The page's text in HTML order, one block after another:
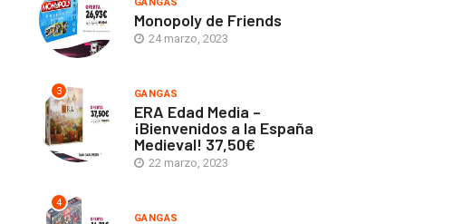
Monopoly de Friends
24 marzo, 2023
3 GANGAS
ERA Edad Media –
¡Bienvenidos a la España
Medieval! 37,50€
22 marzo, 2023
4
GANGAS